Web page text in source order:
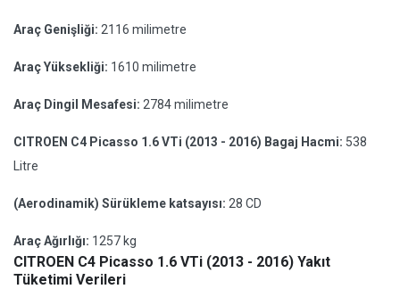
Araç Genişliği: 2116 milimetre
Araç Yüksekliği: 1610 milimetre
Araç Dingil Mesafesi: 2784 milimetre
CITROEN C4 Picasso 1.6 VTi (2013 - 2016) Bagaj Hacmi: 538
Litre
(Aerodinamik) Sürükleme katsayısı: 28 CD
Araç Ağırlığı: 1257 kg
CITROEN C4 Picasso 1.6 VTi (2013 - 2016) Yakıt
Tüketimi Verileri